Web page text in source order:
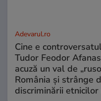
Adevarul.ro
Cine e
Tudor Feodor
acuză un val de
România și strânge
discriminării etnicilor